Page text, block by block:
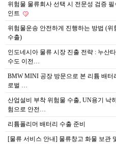
위험물 물류회사 선택 시 전문성 검증 필
인트
위험물운송 안전하게 진행하는 방법 (위
수출)
인도네시아 물류 시장 진출 전략 : 누산
수도 이전…
BMW MINI 공장 방문으로 본 리튬 배터
로벌 …
산업설비 부착 위험물 수출, UN용기 낙
험으로 안전…
리튬폴리머 배터리 수출 준비
[물류 서비스 안내] 물류창고 화물 보관